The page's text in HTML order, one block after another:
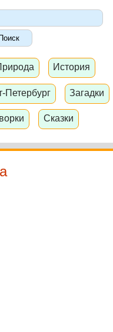
История
Петербург Загадки
Сказки